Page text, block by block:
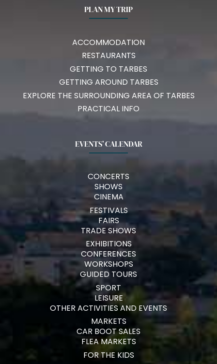
PLAN MY TRIP
ACCOMMODATION
RESTAURANTS
GETTING TO TARBES
GETTING AROUND TARBES
EXPLORE THE SURROUNDING AREA OF TARBES
PRACTICAL INFO
EVENTS’ CALENDAR
CONCERTS
SHOWS
CINEMA
FESTIVALS
FAIRS
TRADE SHOWS
EXHIBITIONS
CONFERENCES
WORKSHOPS
GUIDED TOURS
SPORT
LEISURE
OTHER ACTIVITIES AND EVENTS
MARKETS
CAR BOOT SALES
FLEA MARKETS
FOR THE KIDS